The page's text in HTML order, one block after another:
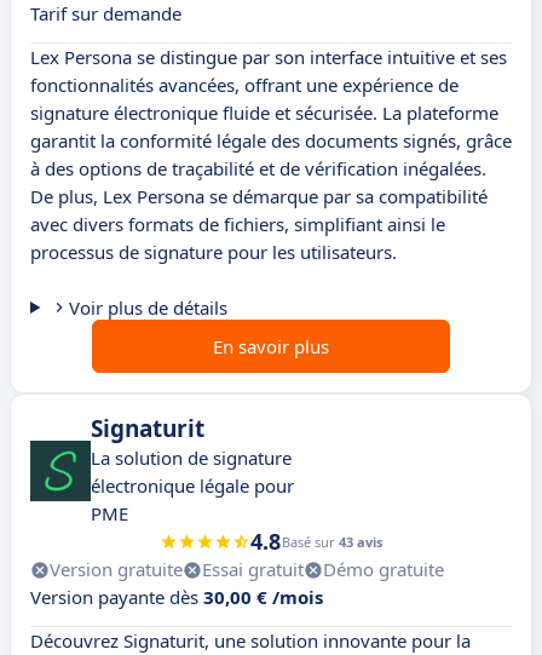
Tarif sur demande
Lex Persona se distingue par son interface intuitive et ses
fonctionnalités avancées, offrant une expérience de
signature électronique fluide et sécurisée. La plateforme
garantit la conformité légale des documents signés, grâce
à des options de traçabilité et de vérification inégalées.
De plus, Lex Persona se démarque par sa compatibilité
avec divers formats de fichiers, simplifiant ainsi le
processus de signature pour les utilisateurs.
Voir plus de détails
En savoir plus
Signaturit
La solution de signature
électronique légale pour
PME
4.8Basé sur 43 avis
Version gratuite Essai gratuit
Démo gratuite
Version payante dès 30,00 € /mois
Découvrez Signaturit, une solution innovante pour la